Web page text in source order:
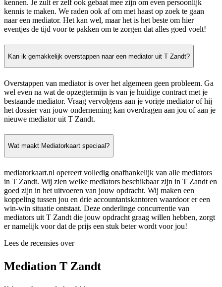
kennen. Je zult er zelf ook gebaat mee zijn om even persoonlijk
kennis te maken. We raden ook af om met haast op zoek te gaan
naar een mediator. Het kan wel, maar het is het beste om hier
eventjes de tijd voor te pakken om te zorgen dat alles goed voelt!
Kan ik gemakkelijk overstappen naar een mediator uit T Zandt?
Overstappen van mediator is over het algemeen geen probleem. Ga
wel even na wat de opzegtermijn is van je huidige contract met je
bestaande mediator. Vraag vervolgens aan je vorige mediator of hij
het dossier van jouw onderneming kan overdragen aan jou of aan je
nieuwe mediator uit T Zandt.
Wat maakt Mediatorkaart speciaal?
mediatorkaart.nl opereert volledig onafhankelijk van alle mediators
in T Zandt. Wij zien welke mediators beschikbaar zijn in T Zandt en
goed zijn in het uitvoeren van jouw opdracht. Wij maken een
koppeling tussen jou en drie accountantskantoren waardoor er een
win-win situatie ontstaat. Deze onderlinge concurrentie van
mediators uit T Zandt die jouw opdracht graag willen hebben, zorgt
er namelijk voor dat de prijs een stuk beter wordt voor jou!
Lees de recensies over
Mediation T Zandt